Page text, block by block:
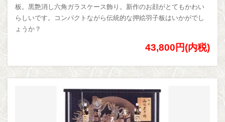
板。黒艶消し六角ガラスケース飾り。新作のお顔がとてもかわい
らしいです。コンパクトながら伝統的な押絵羽子板はいかがでし
ょうか？
43,800円(内税)